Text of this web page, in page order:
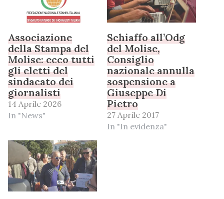
Associazione
della Stampa del
Molise: ecco tutti
gli eletti del
sindacato dei
giornalisti
14 Aprile 2026
In "News"
Schiaffo all’Odg
del Molise,
Consiglio
nazionale annulla
sospensione a
Giuseppe Di
Pietro
27 Aprile 2017
In "In evidenza"